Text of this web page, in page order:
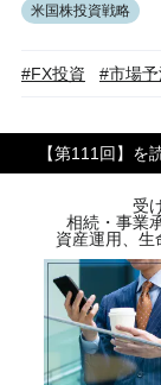
米国株投資戦略
#FX投資 #市場予
【第111回】を
受
相続・事業
資産運用、生